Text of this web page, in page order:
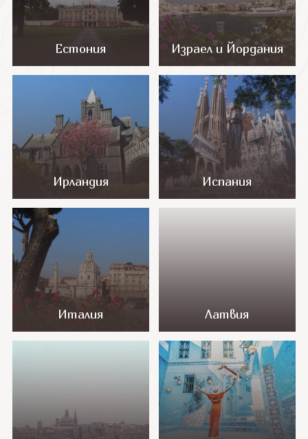
Естония Израел и Йордания
Ирландия Испания
Италия Латвия